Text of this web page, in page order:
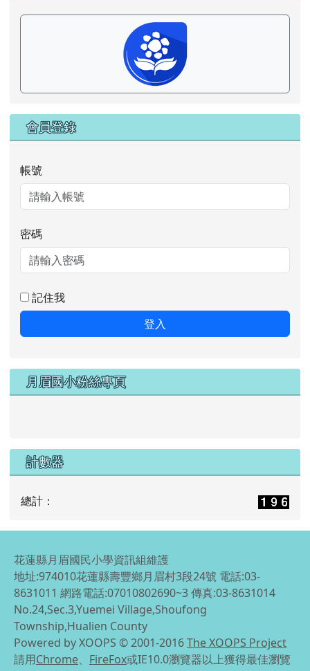
會員登錄
帳號
密碼
記住我
登入
月眉國小粉絲專頁
計數器
總計：
花蓮縣月眉國民小學資訊組維護
地址:974010花蓮縣壽豐鄉月眉村3段24號 電話:03-
8631011 網路電話:07010802690~3 傳真:03-8631014
No.24,Sec.3,Yuemei Village,Shoufong
Township,Hualien County
Powered by XOOPS © 2001-2016The XOOPS Project
請用Chrome、 FireFox或IE10.0瀏覽器以上獲得最佳瀏覽